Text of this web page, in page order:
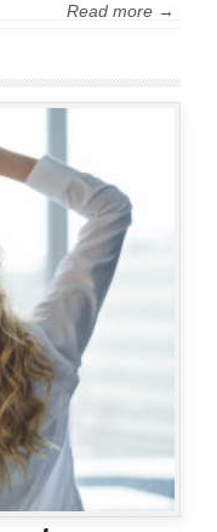
Read more →